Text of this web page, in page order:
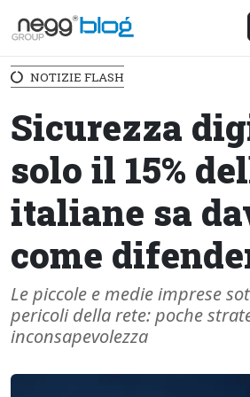
NOTIZIE FLASH
Sicurezza
solo il 15%
italiane sa
come
Le piccole e medie imprese
pericoli della rete: poche
inconsapevolezza